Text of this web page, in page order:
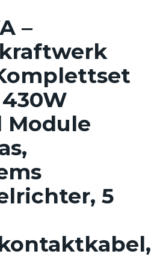
–
Module
5